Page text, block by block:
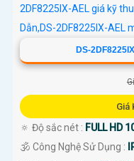
DS-
Giá
🔅 Độ sắc nét : FULL HD
🕉️ Công Nghệ Sử Dụng :